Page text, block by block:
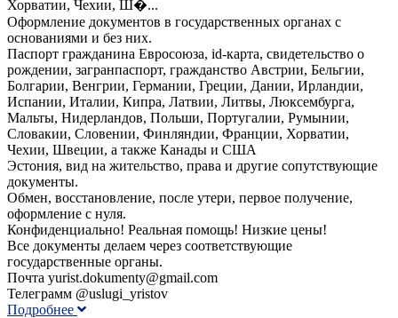
Хорватии, Чехии, Ш�...
Оформление документов в государственных органах с
основаниями и без них.
Паспорт гражданина Евросоюза, id-карта, свидетельство о
рождении, загранпаспорт, гражданство Австрии, Бельгии,
Болгарии, Венгрии, Германии, Греции, Дании, Ирландии,
Испании, Италии, Кипра, Латвии, Литвы, Люксембурга,
Мальты, Нидерландов, Польши, Португалии, Румынии,
Словакии, Словении, Финляндии, Франции, Хорватии,
Чехии, Швеции, а также Канады и США
Эстония, вид на жительство, права и другие сопутствующие
документы.
Обмен, восстановление, после утери, первое получение,
оформление с нуля.
Конфиденциально! Реальная помощь! Низкие цены!
Все документы делаем через соответствующие
государственные органы.
Почта yurist.dokumenty@gmail.com
Телеграмм @uslugi_yristov
Подробнее